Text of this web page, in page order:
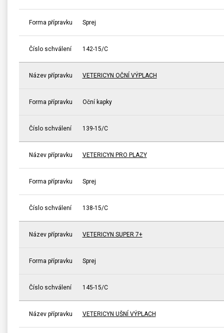
Forma přípravku Sprej
Číslo schválení 142-15/C
Název přípravku VETERICYN OČNÍ VÝPLACH
Forma přípravku Oční kapky
Číslo schválení 139-15/C
Název přípravku VETERICYN PRO PLAZY
Forma přípravku Sprej
Číslo schválení 138-15/C
Název přípravku VETERICYN SUPER 7+
Forma přípravku Sprej
Číslo schválení 145-15/C
Název přípravku VETERICYN UŠNÍ VÝPLACH